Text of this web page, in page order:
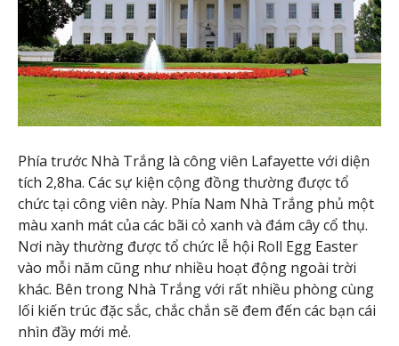
Phía trước Nhà Trắng là công viên Lafayette với diện
tích 2,8ha. Các sự kiện cộng đồng thường được tổ
chức tại công viên này. Phía Nam Nhà Trắng phủ một
màu xanh mát của các bãi cỏ xanh và đám cây cổ thụ.
Nơi này thường được tổ chức lễ hội Roll Egg Easter
vào mỗi năm cũng như nhiều hoạt động ngoài trời
khác. Bên trong Nhà Trắng với rất nhiều phòng cùng
lối kiến trúc đặc sắc, chắc chắn sẽ đem đến các bạn cái
nhìn đầy mới mẻ.